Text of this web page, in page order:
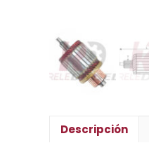
Descripción